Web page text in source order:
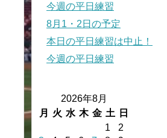
今週の平日練習
8月1・2日の予定
本日の平日練習は中止！
今週の平日練習
2026年8月
月
火 水 木 金 土
日
1
2